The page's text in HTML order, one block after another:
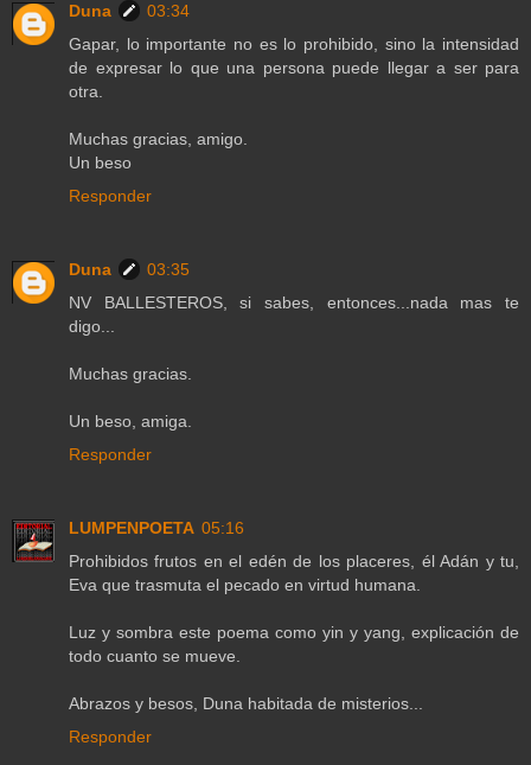
Duna
03:34
Gapar, lo importante no es lo prohibido, sino la intensidad
de expresar lo que una persona puede llegar a ser para
otra.
Muchas gracias, amigo.
Un beso
Responder
Duna
03:35
NV BALLESTEROS, si sabes, entonces...nada mas te
digo...
Muchas gracias.
Un beso, amiga.
Responder
LUMPENPOETA 05:16
Prohibidos frutos en el edén de los placeres, él Adán y tu,
Eva que trasmuta el pecado en virtud humana.
Luz y sombra este poema como yin y yang, explicación de
todo cuanto se mueve.
Abrazos y besos, Duna habitada de misterios...
Responder